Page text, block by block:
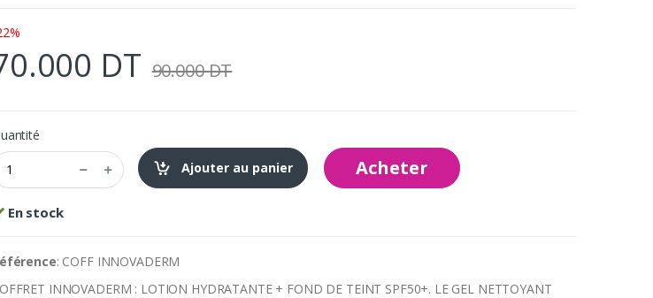
DT 90.000 DT
Ajouter au panier
Acheter
En stock
: COFF INNOVADERM
INNOVADERM : LOTION HYDRATANTE + FOND DE TEINT SPF50+. LE GEL NETTOYANT